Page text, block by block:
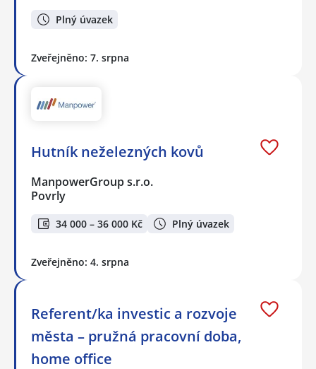
Plný úvazek
Zveřejněno: 7. srpna
Hutník neželezných kovů
ManpowerGroup s.r.o.
Povrly
34 000 – 36 000 Kč Plný úvazek
Zveřejněno: 4. srpna
Referent/ka investic a rozvoje
města – pružná pracovní doba,
home office